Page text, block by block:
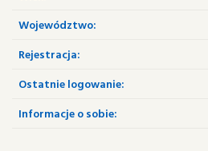
Województwo:
Rejestracja:
Ostatnie logowanie:
Informacje o sobie: